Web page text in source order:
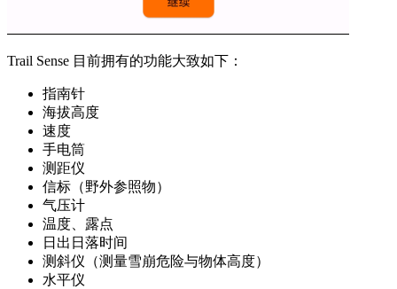
Trail Sense 目前拥有的功能大致如下：
指南针
海拔高度
速度
手电筒
测距仪
信标（野外参照物）
气压计
温度、露点
日出日落时间
测斜仪（测量雪崩危险与物体高度）
水平仪